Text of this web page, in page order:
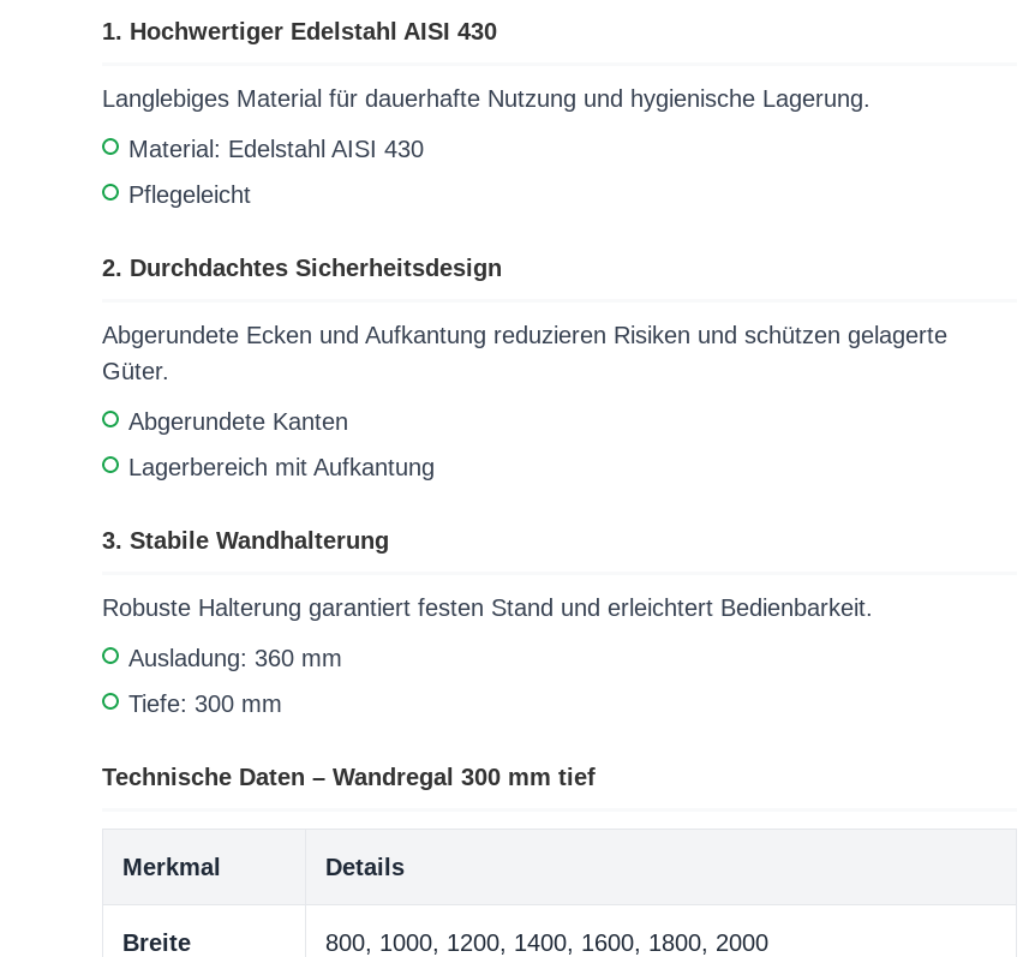
1. Hochwertiger Edelstahl AISI 430
Langlebiges Material für dauerhafte Nutzung und hygienische Lagerung.
Material: Edelstahl AISI 430
Pflegeleicht
2. Durchdachtes Sicherheitsdesign
Abgerundete Ecken und Aufkantung reduzieren Risiken und schützen gelagerte
Güter.
Abgerundete Kanten
Lagerbereich mit Aufkantung
3. Stabile Wandhalterung
Robuste Halterung garantiert festen Stand und erleichtert Bedienbarkeit.
Ausladung: 360 mm
Tiefe: 300 mm
Technische Daten – Wandregal 300 mm tief
Merkmal Details
Breite 800, 1000, 1200, 1400, 1600, 1800, 2000